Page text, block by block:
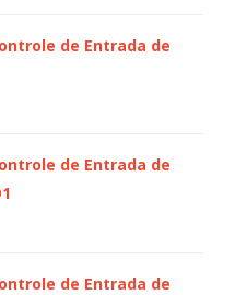
de Entrada de
de Entrada de
de Entrada de